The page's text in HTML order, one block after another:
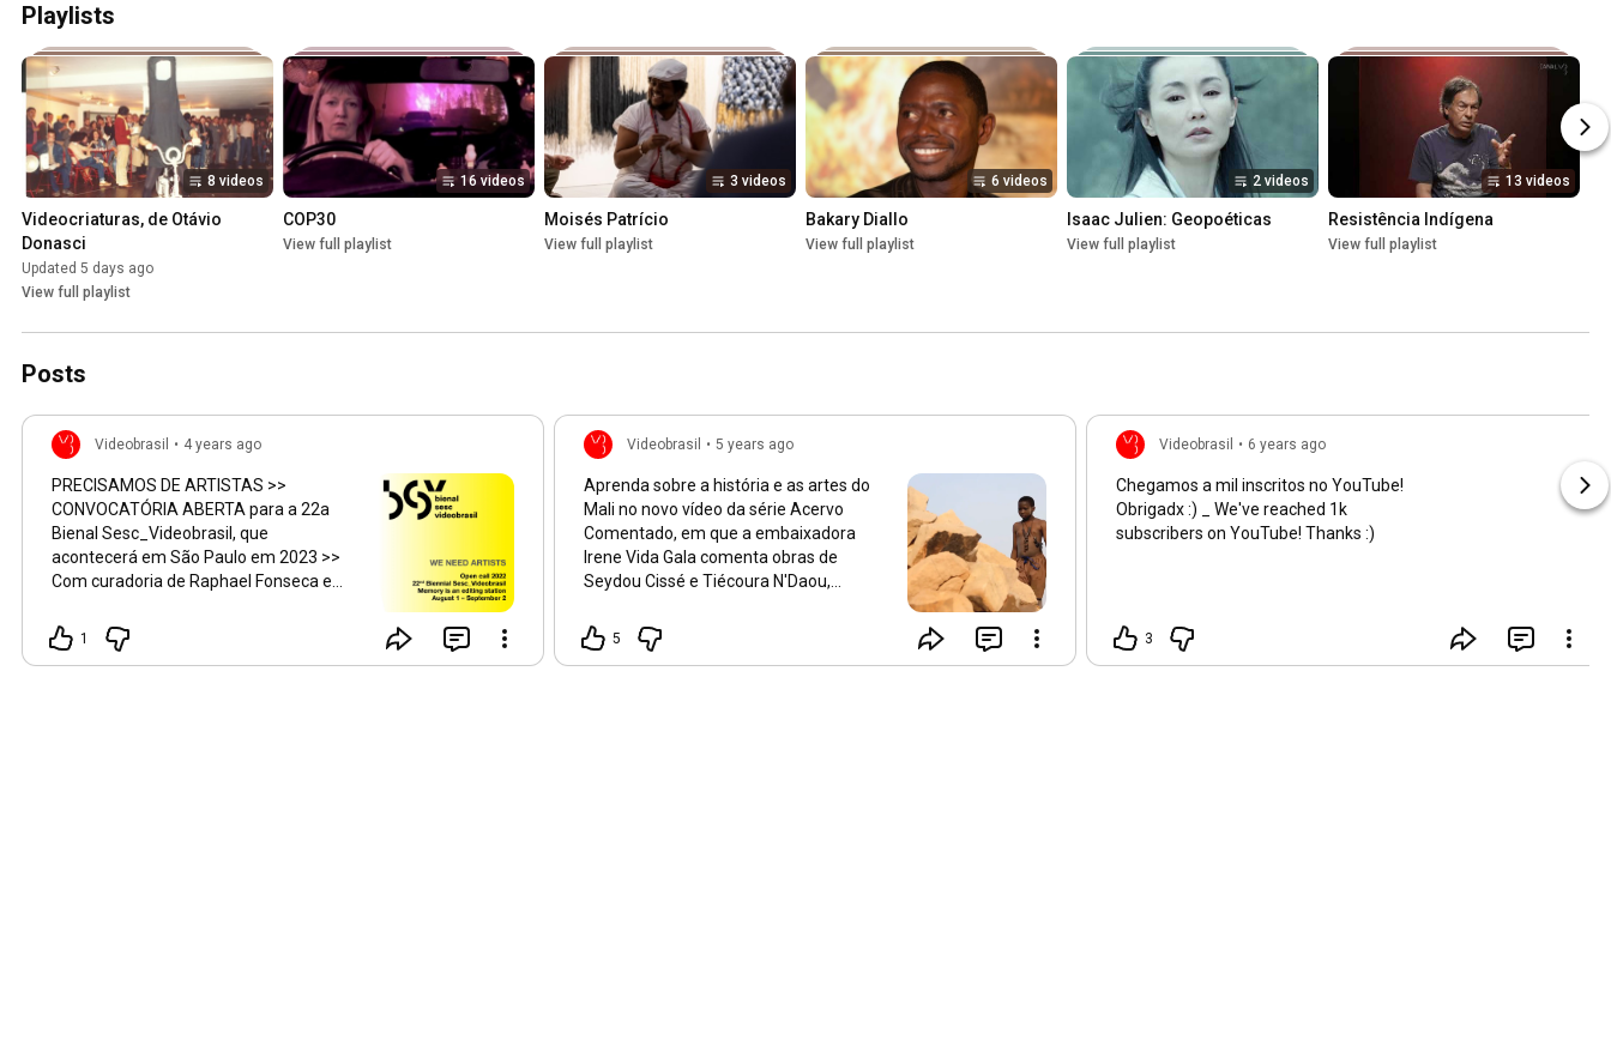
Playlists
8 videos
Videocriaturas, de Otávio
Donasci
Updated 5 days ago
View full playlist
16 videos
COP30
View full playlist
3 videos
Moisés Patrício
View full playlist
6 videos
Bakary Diallo
View full playlist
2 videos
Isaac Julien: Geopoéticas
View full playlist
13 videos
Resistência Indígena
View full playlist
Posts
Videobrasil • 4 years ago
PRECISAMOS DE ARTISTAS >>
CONVOCATÓRIA ABERTA para a 22a
Bienal Sesc_Videobrasil, que
acontecerá em São Paulo em 2023 >>
Com curadoria de Raphael Fonseca e
“A memória é uma ilha de edição”
marca os 40 anos do Videobrasil. A
1
Videobrasil • 5 years ago
Aprenda sobre a história e as artes do
Mali no novo vídeo da série Acervo
Comentado, em que a embaixadora
Irene Vida Gala comenta obras de
Seydou Cissé e Tiécoura N'Daou,
https://youtu.be/3-97n8eNIOA
the new video of our series Commented
5
Videobrasil • 6 years ago
Chegamos a mil inscritos no YouTube!
Obrigadx :) _ We've reached 1k
subscribers on YouTube! Thanks :)
3